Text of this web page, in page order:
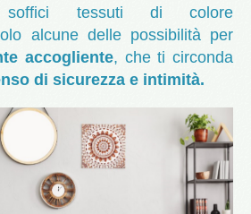
tessuti di colore
alcune delle possibilità per
accogliente, che ti circonda
di sicurezza e intimità.